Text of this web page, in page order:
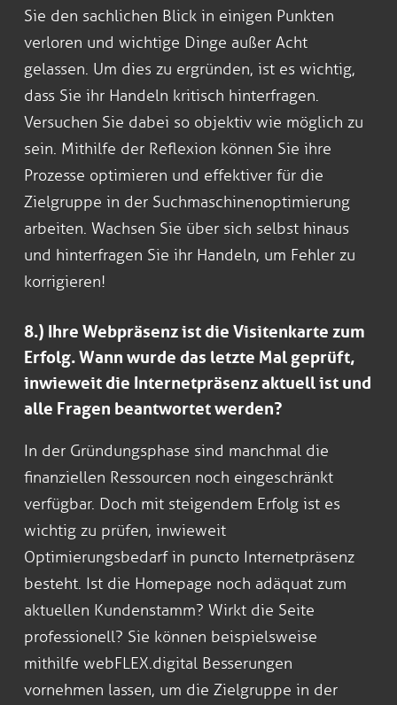
Sie den sachlichen Blick in einigen Punkten
verloren und wichtige Dinge außer Acht
gelassen. Um dies zu ergründen, ist es wichtig,
dass Sie ihr Handeln kritisch hinterfragen.
Versuchen Sie dabei so objektiv wie möglich zu
sein. Mithilfe der Reflexion können Sie ihre
Prozesse optimieren und effektiver für die
Zielgruppe in der Suchmaschinenoptimierung
arbeiten. Wachsen Sie über sich selbst hinaus
und hinterfragen Sie ihr Handeln, um Fehler zu
korrigieren!
8.) Ihre Webpräsenz ist die Visitenkarte zum
Erfolg. Wann wurde das letzte Mal geprüft,
inwieweit die Internetpräsenz aktuell ist und
alle Fragen beantwortet werden?
In der Gründungsphase sind manchmal die
finanziellen Ressourcen noch eingeschränkt
verfügbar. Doch mit steigendem Erfolg ist es
wichtig zu prüfen, inwieweit
Optimierungsbedarf in puncto Internetpräsenz
besteht. Ist die Homepage noch adäquat zum
aktuellen Kundenstamm? Wirkt die Seite
professionell? Sie können beispielsweise
mithilfe webFLEX.digital Besserungen
vornehmen lassen, um die Zielgruppe in der